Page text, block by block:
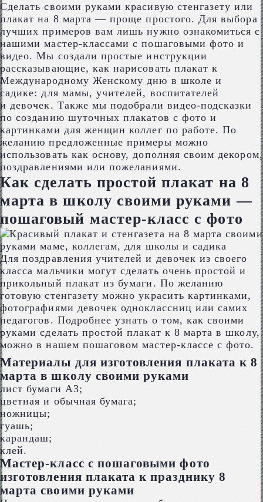
Сделать своими руками красивую стенгазету или
плакат на 8 марта — проще простого. Для выбора
лучших примеров вам лишь нужно ознакомиться с
нашими мастер-классами с пошаговыми фото и
видео. Мы создали простые инструкции
рассказывающие, как нарисовать плакат к
Международному Женскому дню в школе и
садике: для мамы, учителей, воспитателей
и девочек. Также мы подобрали видео-подсказки
по созданию шуточных плакатов с фото и
картинками для женщин коллег по работе. По
желанию предложенные примеры можно
использовать как основу, дополняя своим декором,
поздравлениями или пожеланиями.
Как сделать простой плакат на 8
марта в школу своими руками —
пошаговый мастер-класс с фото
Для поздравления учителей и девочек из своего
класса мальчики могут сделать очень простой и
прикольный плакат из бумаги. По желанию
готовую стенгазету можно украсить картинками,
фотографиями девочек одноклассниц или самих
педагогов. Подробнее узнать о том, как своими
руками сделать простой плакат к 8 марта в школу,
можно в нашем пошаговом мастер-классе с фото.
Материалы для изготовления плаката к 8
марта в школу своими руками
лист бумаги А3;
цветная и обычная бумага;
ножницы;
гуашь;
карандаш;
клей.
Мастер-класс с пошаговыми фото
изготовления плаката к празднику 8
марта своими руками